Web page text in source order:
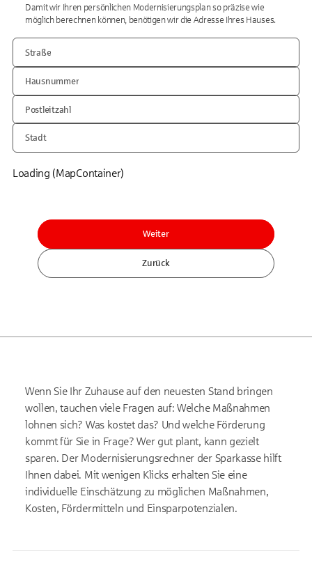
Damit wir Ihren persönlichen Modernisierungsplan so präzise wie
möglich berechnen können, benötigen wir die Adresse Ihres Hauses.
Straße
Hausnummer
Postleitzahl
Stadt
Loading (MapContainer)
Zurück
Weiter
Wenn Sie Ihr Zuhause auf den neuesten Stand bringen
wollen, tauchen viele Fragen auf: Welche Maßnahmen
lohnen sich? Was kostet das? Und welche Förderung
kommt für Sie in Frage? Wer gut plant, kann gezielt
sparen. Der Modernisierungsrechner der Sparkasse hilft
Ihnen dabei. Mit wenigen Klicks erhalten Sie eine
individuelle Einschätzung zu möglichen Maßnahmen,
Kosten, Fördermitteln und Einsparpotenzialen.